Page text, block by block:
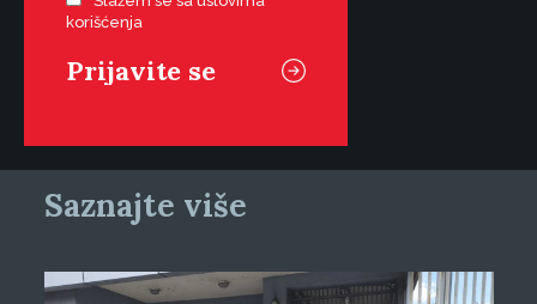
korišćenja
Saznajte više